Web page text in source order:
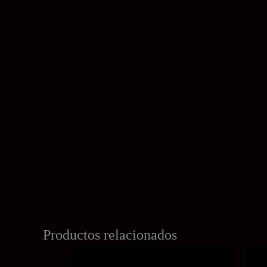
Productos relacionados